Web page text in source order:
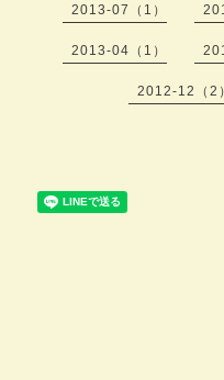
2013-07（1）
2013-04（1）
2012-12（2）